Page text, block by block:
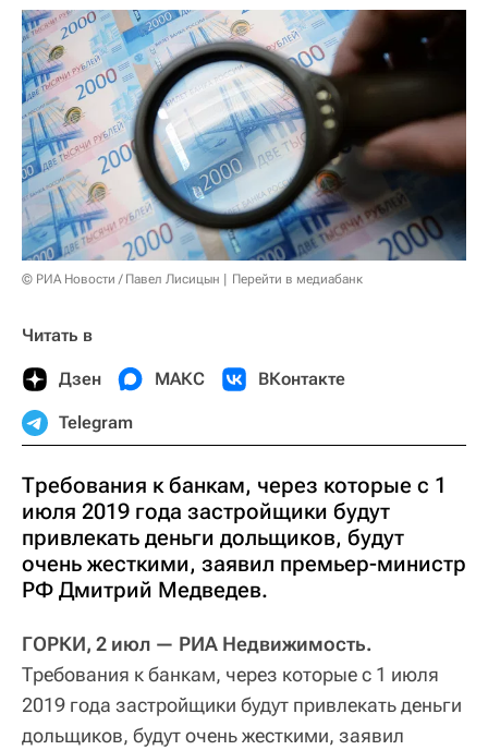
© РИА Новости / Павел Лисицын Перейти в медиабанк
Читать в
Дзен МАКС ВКонтакте
Telegram
Требования к банкам, через которые с 1
июля 2019 года застройщики будут
привлекать деньги дольщиков, будут
очень жесткими, заявил премьер-министр
РФ Дмитрий Медведев.
ГОРКИ, 2 июл — РИА Недвижимость.
Требования к банкам, через которые с 1 июля
2019 года застройщики будут привлекать деньги
дольщиков, будут очень жесткими, заявил